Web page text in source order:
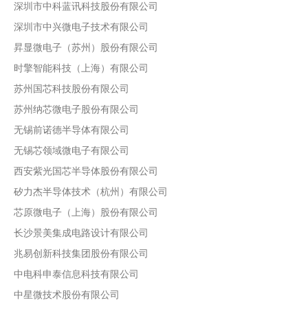
深圳市中科蓝讯科技股份有限公司
深圳市中兴微电子技术有限公司
昇显微电子（苏州）股份有限公司
时擎智能科技（上海）有限公司
苏州国芯科技股份有限公司
苏州纳芯微电子股份有限公司
无锡前诺德半导体有限公司
无锡芯领域微电子有限公司
西安紫光国芯半导体股份有限公司
矽力杰半导体技术（杭州）有限公司
芯原微电子（上海）股份有限公司
长沙景美集成电路设计有限公司
兆易创新科技集团股份有限公司
中电科申泰信息科技有限公司
中星微技术股份有限公司